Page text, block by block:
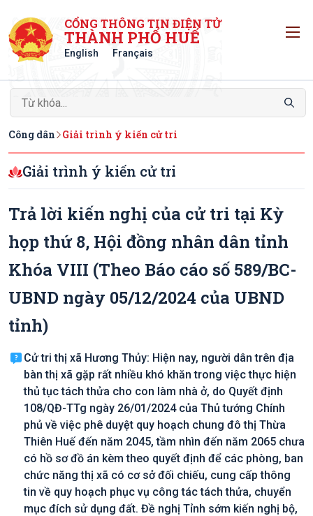
CỔNG THÔNG TIN ĐIỆN TỬ
THÀNH PHỐ HUẾ
English Français
Công dân Giải trình ý kiến cử tri
Giải trình ý kiến cử tri
Trả lời kiến nghị của cử tri tại Kỳ
họp thứ 8, Hội đồng nhân dân tỉnh
Khóa VIII (Theo Báo cáo số 589/BC-
UBND ngày 05/12/2024 của UBND
tỉnh)
Cử tri thị xã Hương Thủy: Hiện nay, người dân trên địa
bàn thị xã gặp rất nhiều khó khăn trong việc thực hiện
thủ tục tách thửa cho con làm nhà ở, do Quyết định
108/QĐ-TTg ngày 26/01/2024 của Thủ tướng Chính
phủ về việc phê duyệt quy hoạch chung đô thị Thừa
Thiên Huế đến năm 2045, tầm nhìn đến năm 2065 chưa
có hồ sơ đồ án kèm theo quyết định để các phòng, ban
chức năng thị xã có cơ sở đối chiếu, cung cấp thông
tin về quy hoạch phục vụ công tác tách thửa, chuyển
mục đích sử dụng đất. Đề nghị Tỉnh sớm kiến nghị bộ,